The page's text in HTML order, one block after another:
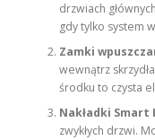
drzwiach
gdy tylko system
Zamki
wewnątrz
środku to czysta
Nakładki Smart
zwykłych drzwi.